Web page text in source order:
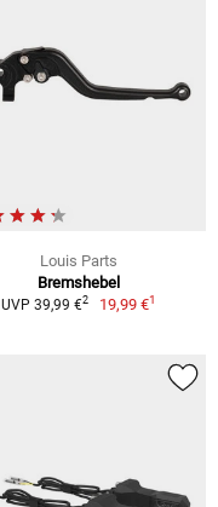
Louis Parts
Bremshebel
UVP 39,99 €2 19,99 €1